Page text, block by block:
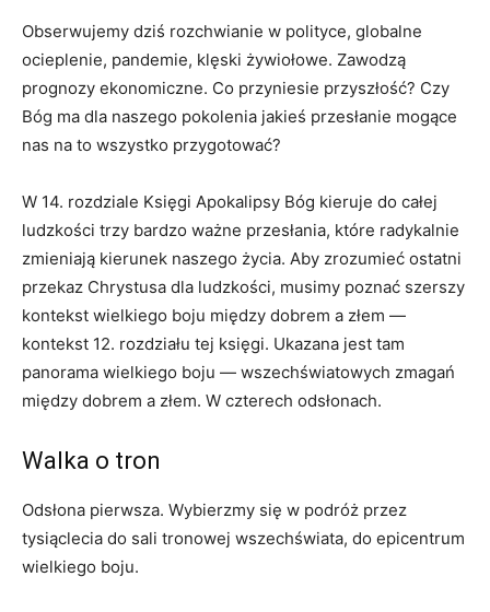
Obserwujemy dziś rozchwianie w polityce, globalne
ocieplenie, pandemie, klęski żywiołowe. Zawodzą
prognozy ekonomiczne. Co przyniesie przyszłość? Czy
Bóg ma dla naszego pokolenia jakieś przesłanie mogące
nas na to wszystko przygotować?
W 14. rozdziale Księgi Apokalipsy Bóg kieruje do całej
ludzkości trzy bardzo ważne przesłania, które radykalnie
zmieniają kierunek naszego życia. Aby zrozumieć ostatni
przekaz Chrystusa dla ludzkości, musimy poznać szerszy
kontekst wielkiego boju między dobrem a złem —
kontekst 12. rozdziału tej księgi. Ukazana jest tam
panorama wielkiego boju — wszechświatowych zmagań
między dobrem a złem. W czterech odsłonach.
Walka o tron
Odsłona pierwsza. Wybierzmy się w podróż przez
tysiąclecia do sali tronowej wszechświata, do epicentrum
wielkiego boju.